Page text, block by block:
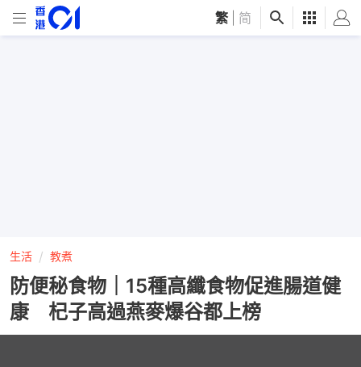
繁 简
生活 教煮
防便秘食物｜15種高纖食物促進腸道健
康 杞子高過燕麥爆谷都上榜